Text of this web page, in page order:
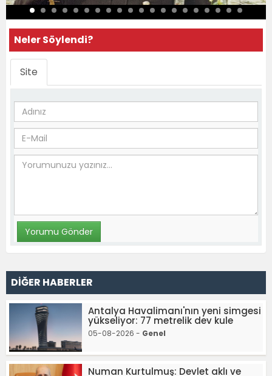
Neler Söylendi?
Site
DİĞER HABERLER
Antalya Havalimanı'nın yeni simgesi
yükseliyor: 77 metrelik dev kule
05-08-2026 - Genel
Numan Kurtulmuş: Devlet aklı ve